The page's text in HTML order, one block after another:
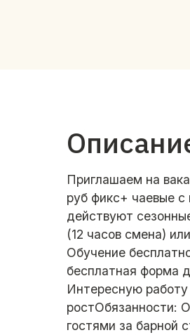
Приглашаем на
руб фикс+ чаевые
действуют
(12 часов смена)
Обучение
бесплатная форма
Интересную
ростОбязанности:
гостями за барной